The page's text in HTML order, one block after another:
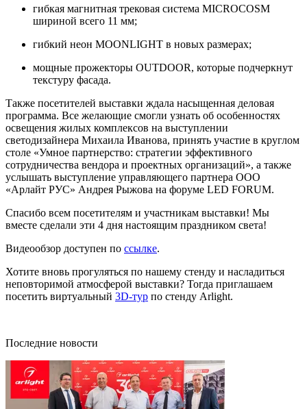
гибкая магнитная трековая система MICROCOSM
шириной всего 11 мм;
гибкий неон MOONLIGHT в новых размерах;
мощные прожекторы OUTDOOR, которые подчеркнут
текстуру фасада.
Также посетителей выставки ждала насыщенная деловая
программа. Все желающие смогли узнать об особенностях
освещения жилых комплексов на выступлении
светодизайнера Михаила Иванова, принять участие в круглом
столе «Умное партнерство: стратегии эффективного
сотрудничества вендора и проектных организаций», а также
услышать выступление управляющего партнера ООО
«Арлайт РУС» Андрея Рыжова на форуме LED FORUM.
Спасибо всем посетителям и участникам выставки! Мы
вместе сделали эти 4 дня настоящим праздником света!
Видеообзор доступен по ссылке.
Хотите вновь прогуляться по нашему стенду и насладиться
неповторимой атмосферой выставки? Тогда приглашаем
посетить виртуальный 3D-тур по стенду Arlight.
Последние новости